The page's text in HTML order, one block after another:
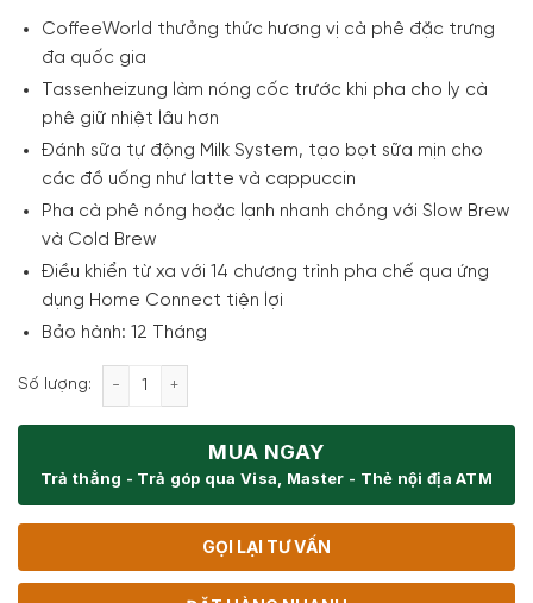
CoffeeWorld thưởng thức hương vị cà phê đặc trưng
đa quốc gia
Tassenheizung làm nóng cốc trước khi pha cho ly cà
phê giữ nhiệt lâu hơn
Đánh sữa tự động Milk System, tạo bọt sữa mịn cho
các đồ uống như latte và cappuccin
Pha cà phê nóng hoặc lạnh nhanh chóng với Slow Brew
và Cold Brew
Điều khiển từ xa với 14 chương trình pha chế qua ứng
dụng Home Connect tiện lợi
Bảo hành: 12 Tháng
Số lượng: Máy pha cafe tự động Siemens TP715D01 EQ700 số
MUA NGAY
Trả thẳng - Trả góp qua Visa, Master - Thẻ nội địa ATM
GỌI LẠI TƯ VẤN